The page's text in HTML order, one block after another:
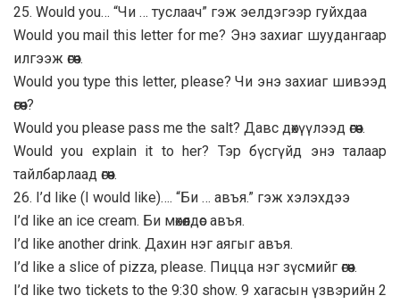
25. Would you… “Чи … туслаач” гэж эелдэгээр гуйхдаа
Would you mail this letter for me? Энэ захиаг шуудангаар
илгээж өгөөч.
Would you type this letter, please? Чи энэ захиаг шивээд
өгөөч?
Would you please pass me the salt? Давс дөхүүлээд өгөөч.
Would you explain it to her? Тэр бүсгүйд энэ талаар
тайлбарлаад өгөөч.
26. I’d like (I would like)…. “Би … авъя.” гэж хэлэхдээ
I’d like an ice cream. Би мөхөөлдөс авъя.
I’d like another drink. Дахин нэг аягыг авъя.
I’d like a slice of pizza, please. Пицца нэг зүсмийг өгөөч.
I’d like two tickets to the 9:30 show. 9 хагасын үзвэрийн 2